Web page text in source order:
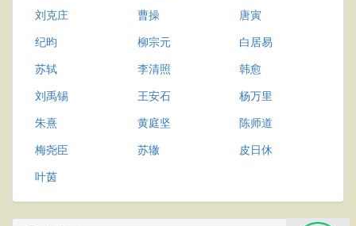
刘克庄
曹操
唐寅
纪昀
柳宗元
白居易
苏轼
李清照
韩愈
刘禹锡
王安石
杨万里
朱熹
黄庭坚
陈师道
梅尧臣
苏辙
皮日休
叶茵